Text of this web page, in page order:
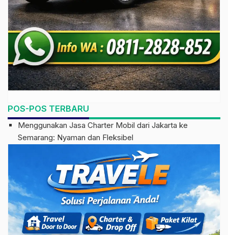
POS-POS TERBARU
Menggunakan Jasa Charter Mobil dari Jakarta ke
Semarang: Nyaman dan Fleksibel